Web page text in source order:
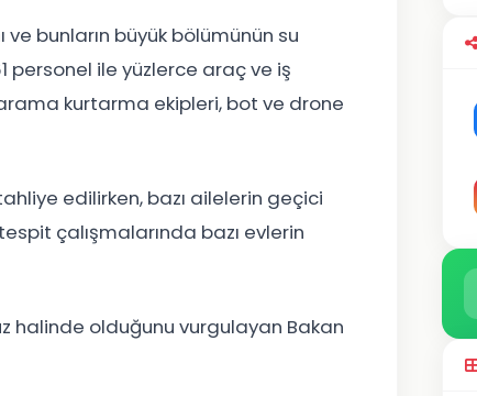
bunların büyük bölümünün su
personel ile yüzlerce araç ve iş
kurtarma ekipleri, bot ve drone
edilirken, bazı ailelerin geçici
çalışmalarında bazı evlerin
halinde olduğunu vurgulayan Bakan